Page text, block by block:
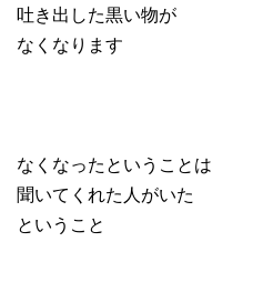
吐き出した黒い物が
なくなります
なくなったということは
聞いてくれた人がいた
ということ